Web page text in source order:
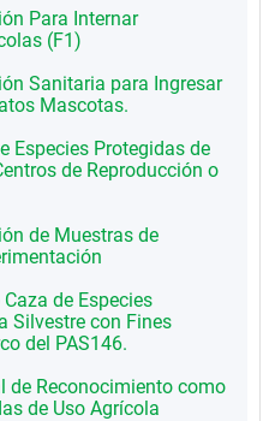
Para Internar
(F1)
Sanitaria para Ingresar
Mascotas.
Especies Protegidas de
de Reproducción o
de Muestras de
de Especies
Silvestre con Fines
del PAS146.
de Reconocimiento como
de Uso Agrícola